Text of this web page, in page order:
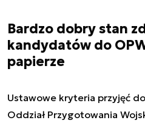
Bardzo dobry stan
kandydatów do
papierze
Ustawowe kryteria przyjęć
Oddział Przygotowania